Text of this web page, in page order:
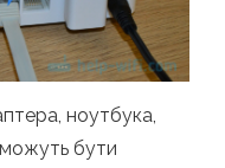
ноутбука,
бути